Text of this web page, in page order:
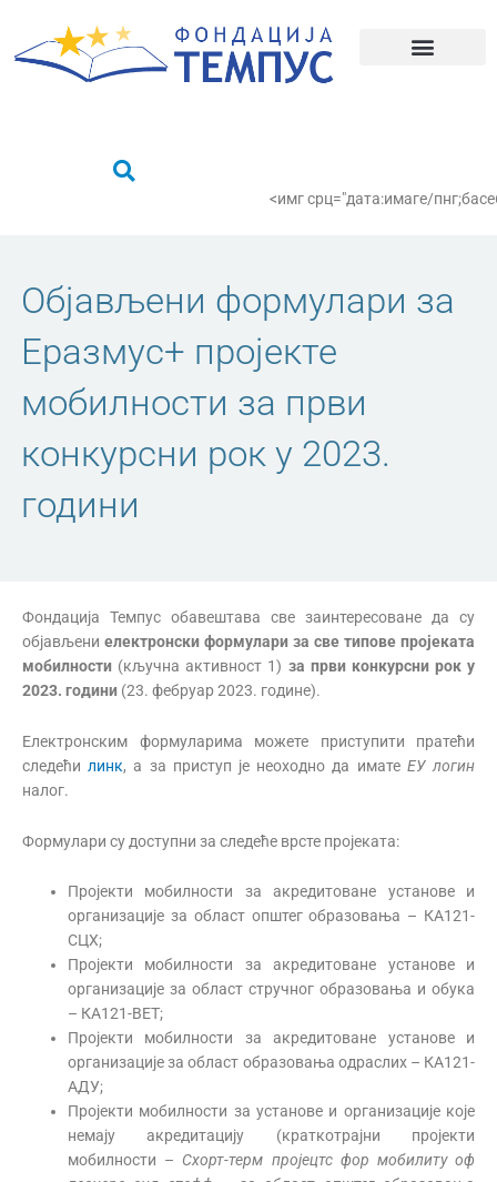
садржај
<имг срц="дата:имаге/
Објављени формулари за
Еразмус+ пројекте
мобилности за први
конкурсни рок у 2023.
години
Фондација Темпус обавештава све заинтересоване да су
објављени електронски формулари за све типове пројеката
мобилности (кључна активност 1) за први конкурсни рок у
2023. години (23. фебруар 2023. године).
Електронским формуларима можете приступити пратећи
следећилинк, а за приступ је неоходно да имате ЕУ логин
налог.
Формулари су доступни за следеће врсте пројеката:
Пројекти мобилности за акредитоване установе и
организације за област општег образовања – КА121-
СЦХ;
Пројекти мобилности за акредитоване установе и
организације за област стручног образовања и обука
– КА121-ВЕТ;
Пројекти мобилности за акредитоване установе и
организације за област образовања одраслих – КА121-
АДУ;
Пројекти мобилности за установе и организације које
немају акредитацију (краткотрајни пројекти
мобилности – Схорт-терм пројецтс фор мобилитy оф